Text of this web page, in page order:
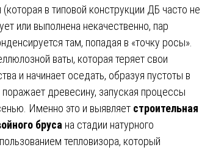
в типовой конструкции ДБ часто не
или выполнена некачественно, пар
там, попадая в «точку росы».
ваты, которая теряет свои
и начинает оседать, образуя пустоты в
поражает древесину, запуская процессы
Именно это и выявляет строительная
бруса на стадии натурного
тепловизора, который